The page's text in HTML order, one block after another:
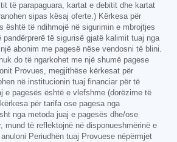
të parapaguara, kartat e debitit dhe kartat
sipas kësaj oferte.) Kërkesa për
është të ndihmojë në sigurimin e mbrojtjes
të sigurisë gjatë kalimit tuaj nga
abonim me pagesë nëse vendosni të blini.
do të ngarkohet me një shumë pagese
Provues, megjithëse kërkesat për
në institucionin tuaj financiar për të
e pagesës është e vlefshme (dorëzime të
për tarifa ose pagesa nga
nga metoda juaj e pagesës dhe/ose
mund të reflektojnë në disponueshmërinë e
Periudhën tuaj Provuese nëpërmjet